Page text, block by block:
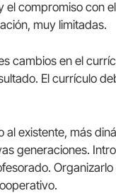
compromiso con
muy limitadas.
cambios en el
El currículo
existente, más
generaciones.